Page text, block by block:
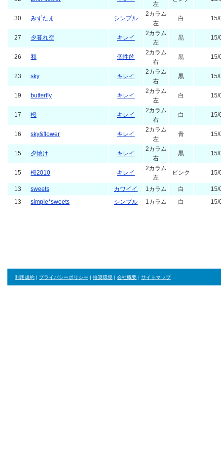
33 flower キレイ
2カラム
右
白 15/
32 pink*flower キレイ
2カラム
左
ピンク 15/
30 みずたま シンプル
2カラム
左
白 15/
27 夕暮れ空 キレイ
2カラム
左
黒 15/
26 和 個性的
2カラム
右
黒 15/
23 sky キレイ
2カラム
右
黒 15/
19 butterfly キレイ
2カラム
左
白 15/
17 桜 キレイ
2カラム
右
白 15/
16 sky&flower キレイ
2カラム
左
青 15/
15 夕焼け キレイ
2カラム
右
黒 15/
15 桜2010 キレイ
2カラム
ピンク 15/